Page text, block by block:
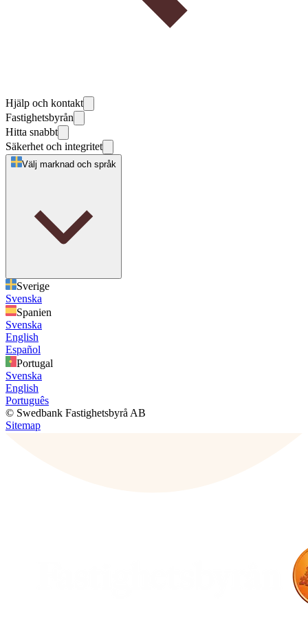
Hjälp och kontakt
Fastighetsbyrån
Hitta snabbt
Säkerhet och integritet
Välj marknad och språk
Sverige
Svenska
Spanien
Svenska
English
Español
Portugal
Svenska
English
Português
© Swedbank Fastighetsbyrå AB
Sitemap